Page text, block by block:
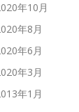
年10月
年8月
年6月
年3月
年1月